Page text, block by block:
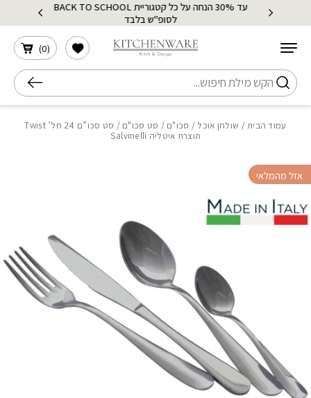
Skip to Content
עד 30% הנחה על כל קטגוריית BACK TO SCHOOL
לסופ"ש בלבד
חיפוש
(
0
)
הרשימה שלי
עמוד הבית/ שולחן אוכל / סכו"ם / סט סכו"ם
/ סט סכו”ם 24 חל’ Twist
תוצרת איטליה Salvinelli
אזל מהמלאי
בחזרה למעלה